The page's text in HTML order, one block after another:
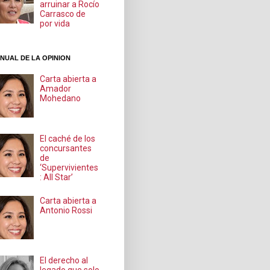
arruinar a Rocío
Carrasco de
por vida
DE LA OPINION
Carta abierta a
Amador
Mohedano
El caché de los
concursantes
de
‘Supervivientes
: All Star’
Carta abierta a
Antonio Rossi
El derecho al